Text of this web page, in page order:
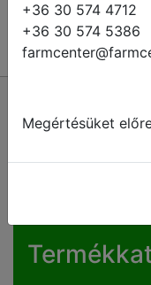
+36 30 574 4712
+36 30 574 5386
Megértésüket